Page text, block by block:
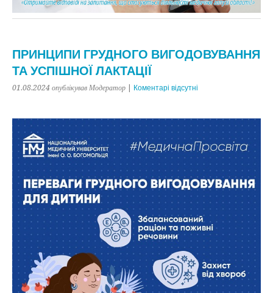
ПРИНЦИПИ ГРУДНОГО ВИГОДОВУВАННЯ
ТА УСПІШНОЇ ЛАКТАЦІЇ
01.08.2024 опублікував Модератор Коментарі відсутні